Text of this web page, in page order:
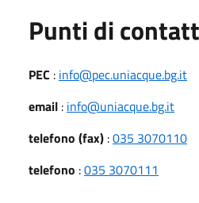
Punti di
PEC : info@pec.uniacque.bg.it
email : info@uniacque.bg.it
telefono (fax) :035 3070110
telefono :035 3070111